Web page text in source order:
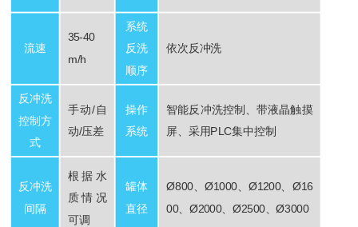
流速
35-40
m/h
系统
反洗
顺序
依次反冲洗
反冲洗
控制方
式
手动/自
动/压差
操作
系统
智能反冲洗控制、带液晶触摸
屏、采用PLC集中控制
反冲洗
间隔
根据水
质情况
可调
罐体
直径
Ø800、Ø1000、Ø1200、Ø16
00、Ø2000、Ø2500、Ø3000